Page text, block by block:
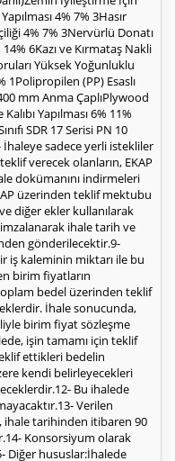
4% 7% 3Hasır
4% 7% 3Nervürlü Donatı
6Kazı ve Kırmataş Nakli
Yüksek Yoğunluklu
1Polipropilen (PP) Esaslı
mm Anma ÇaplıPlywood
Yapılması 6% 11%
SDR 17 Serisi PN 10
sadece yerli istekliler
verecek olanların, EKAP
dokümanını indirmeleri
üzerinden teklif mektubu
diğer ekler kullanılarak
ihale tarih ve
gönderilecektir.9-
iş kaleminin miktarı ile bu
birim fiyatların
bedel üzerinden teklif
İhale sonucunda,
birim fiyat sözleşme
işin tamamı için teklif
ettikleri bedelin
kendi belirleyecekleri
Bu ihalede
Verilen
ihale tarihinden itibaren 90
Konsorsiyum olarak
Diğer hususlar:İhalede